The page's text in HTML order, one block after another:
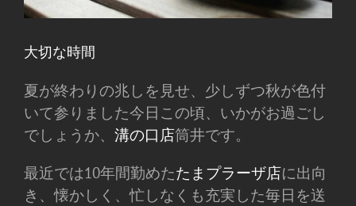
大切な時間
夏が終わりの兆しを見せ、少しずつ秋が色付
いて参りました今日この頃、いかがお過ごし
でしょうか、 溝の口店筒井です。
最近では10年間勤めたたまプラーザ店に出向
き、懐かしく、忙しなくも充実した毎日を送